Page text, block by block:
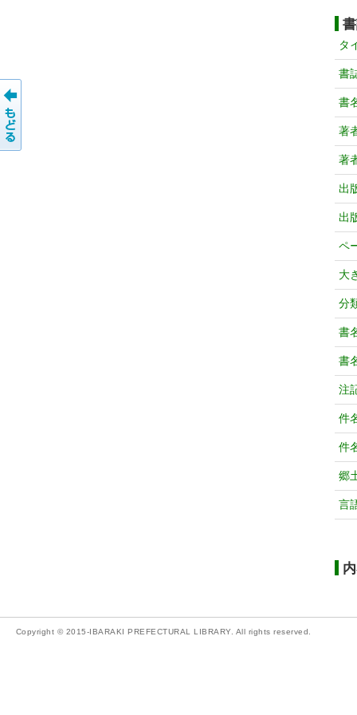
タ
書
書
著
著
出
出
ペ
大
分
書
書
注
件
件
郷
言
Copyright © 2015-IBARAKI PREFECTURAL LIBRARY. All rights reserved.